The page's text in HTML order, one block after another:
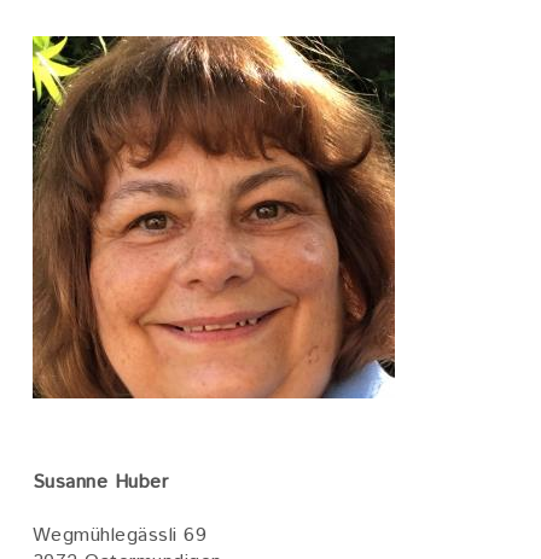
Bild
Susanne Huber
Wegmühlegässli 69